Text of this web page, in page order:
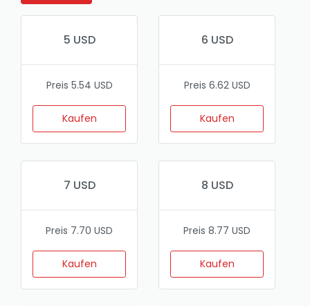
5 USD
Preis 5.54 USD
Kaufen
6 USD
Preis 6.62 USD
Kaufen
7 USD
Preis 7.70 USD
Kaufen
8 USD
Preis 8.77 USD
Kaufen